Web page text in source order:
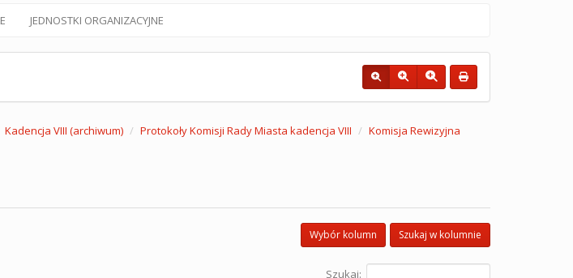
JEDNOSTKI ORGANIZACYJNE
Kadencja VIII (archiwum) Protokoły Komisji Rady Miasta kadencja VIII Komisja Rewizyjna
Szukaj w kolumnie
Wybór kolumn
Szukaj: